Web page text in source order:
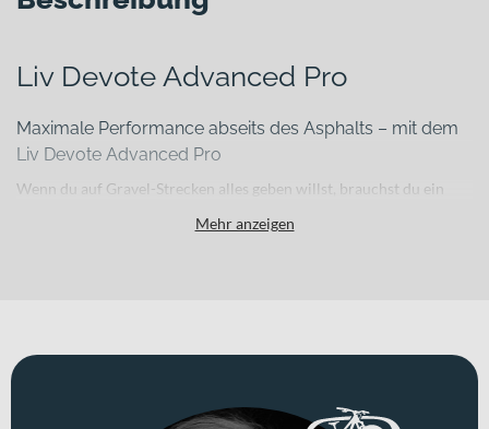
Liv Devote Advanced Pro
Maximale Performance abseits des Asphalts – mit dem
Liv Devote Advanced Pro
Wenn du auf Gravel-Strecken alles geben willst, brauchst du ein
vereint. Das Liv Devote Advanced Pro wurde genau dafür
Für welche Einsätze eignet sich dieses Bike?
Mehr anzeigen